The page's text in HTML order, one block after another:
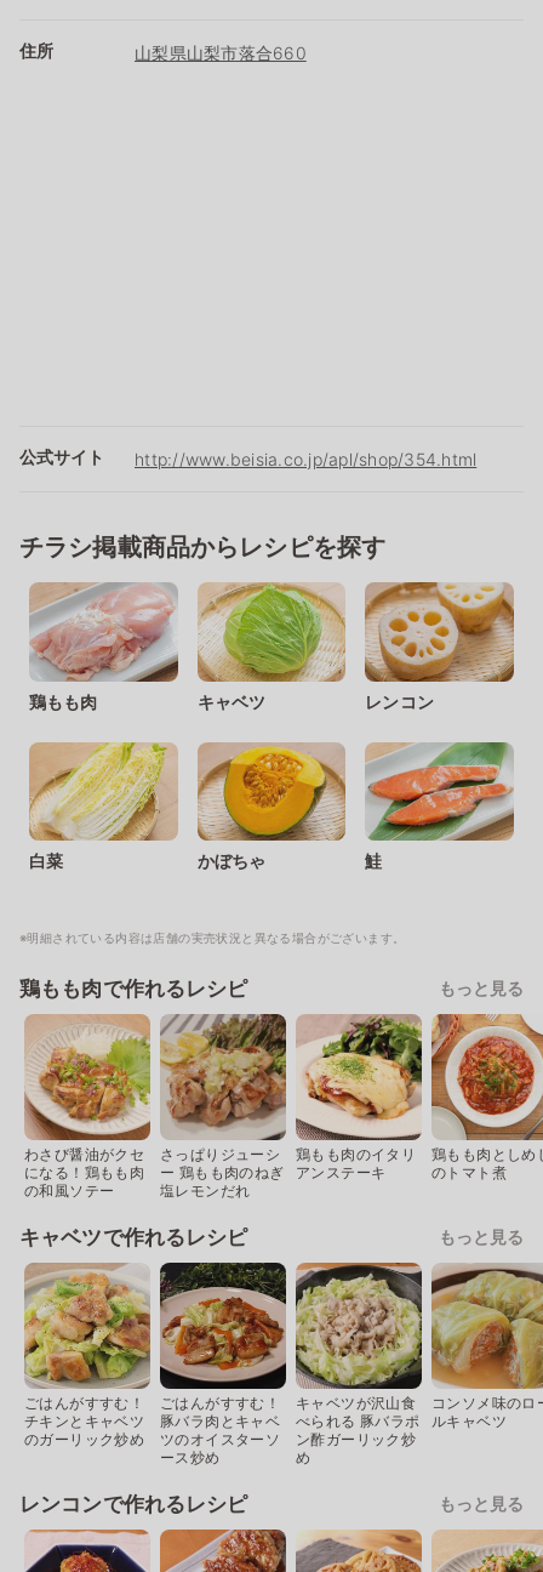
住所 山梨県山梨市落合660
公式サイト http://www.beisia.co.jp/apl/shop/354.html
チラシ掲載商品からレシピを探す
鶏もも肉 キャベツ レンコン
白菜 かぼちゃ 鮭
※明細されている内容は店舗の実売状況と異なる場合がございます。
鶏もも肉で作れるレシピ もっと見る
わさび醤油がクセ
になる！鶏もも肉
の和風ソテー
さっぱりジューシ
ー 鶏もも肉のねぎ
塩レモンだれ
鶏もも肉のイタリ
アンステーキ
鶏もも肉としめ
のトマト煮
キャベツで作れるレシピ もっと見る
ごはんがすすむ！
チキンとキャベツ
のガーリック炒め
ごはんがすすむ！
豚バラ肉とキャベ
ツのオイスターソ
ース炒め
キャベツが沢山食
べられる 豚バラポ
ン酢ガーリック炒
め
コンソメ味のロ
ルキャベツ
レンコンで作れるレシピ もっと見る